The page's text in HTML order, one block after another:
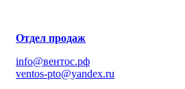
Отдел продаж
info@вентос.рф
ventos-pto@yandex.ru